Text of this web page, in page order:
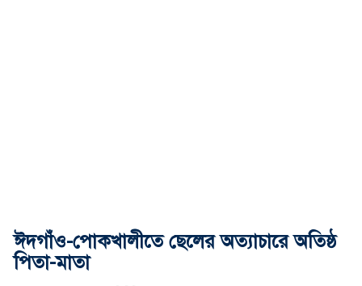
ঈদগাঁও-পোকখালীতে ছেলের অত্যাচারে অতিষ্ঠ
পিতা-মাতা